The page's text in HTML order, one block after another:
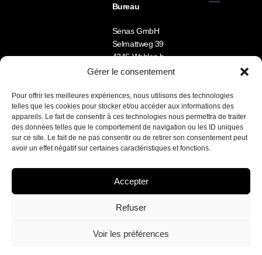
Gérer le consentement
Pour offrir les meilleures expériences, nous utilisons des technologies
telles que les cookies pour stocker et/ou accéder aux informations des
appareils. Le fait de consentir à ces technologies nous permettra de traiter
des données telles que le comportement de navigation ou les ID uniques
sur ce site. Le fait de ne pas consentir ou de retirer son consentement peut
avoir un effet négatif sur certaines caractéristiques et fonctions.
Accepter
Refuser
Voir les préférences
Bureau
Senas GmbH
Selmattweg 39
4246 Wahlen b.
Laufen
09
Lu-Ve 8h -12h /
13h30 – 17h
Nous parlons FR /
Français(Französisch)